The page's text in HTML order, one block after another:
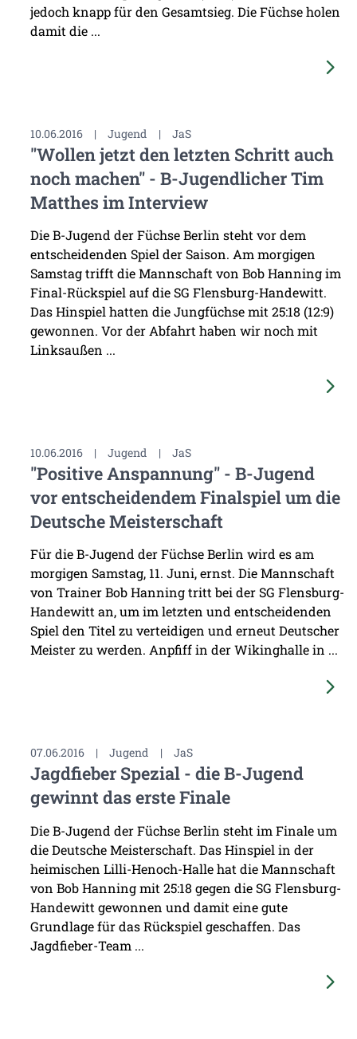
jedoch knapp für den Gesamtsieg. Die Füchse holen
damit die ...
10.06.2016 | Jugend | JaS
"Wollen jetzt den letzten Schritt auch
noch machen" - B-Jugendlicher Tim
Matthes im Interview
Die B-Jugend der Füchse Berlin steht vor dem
entscheidenden Spiel der Saison. Am morgigen
Samstag trifft die Mannschaft von Bob Hanning im
Final-Rückspiel auf die SG Flensburg-Handewitt.
Das Hinspiel hatten die Jungfüchse mit 25:18 (12:9)
gewonnen. Vor der Abfahrt haben wir noch mit
Linksaußen ...
10.06.2016 | Jugend | JaS
"Positive Anspannung" - B-Jugend
vor entscheidendem Finalspiel um die
Deutsche Meisterschaft
Für die B-Jugend der Füchse Berlin wird es am
morgigen Samstag, 11. Juni, ernst. Die Mannschaft
von Trainer Bob Hanning tritt bei der SG Flensburg-
Handewitt an, um im letzten und entscheidenden
Spiel den Titel zu verteidigen und erneut Deutscher
Meister zu werden. Anpfiff in der Wikinghalle in ...
07.06.2016 | Jugend | JaS
Jagdfieber Spezial - die B-Jugend
gewinnt das erste Finale
Die B-Jugend der Füchse Berlin steht im Finale um
die Deutsche Meisterschaft. Das Hinspiel in der
heimischen Lilli-Henoch-Halle hat die Mannschaft
von Bob Hanning mit 25:18 gegen die SG Flensburg-
Handewitt gewonnen und damit eine gute
Grundlage für das Rückspiel geschaffen. Das
Jagdfieber-Team ...